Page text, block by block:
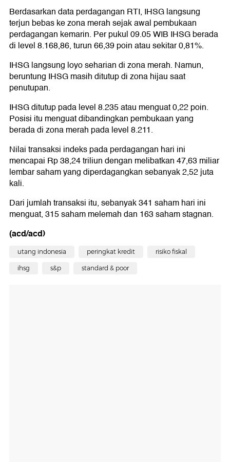
Berdasarkan data perdagangan RTI, IHSG langsung
terjun bebas ke zona merah sejak awal pembukaan
perdagangan kemarin. Per pukul 09.05 WIB IHSG berada
di level 8.168,86, turun 66,39 poin atau sekitar 0,81%.
IHSG langsung loyo seharian di zona merah. Namun,
beruntung IHSG masih ditutup di zona hijau saat
penutupan.
IHSG ditutup pada level 8.235 atau menguat 0,22 poin.
Posisi itu menguat dibandingkan pembukaan yang
berada di zona merah pada level 8.211.
Nilai transaksi indeks pada perdagangan hari ini
mencapai Rp 38,24 triliun dengan melibatkan 47,63 miliar
lembar saham yang diperdagangkan sebanyak 2,52 juta
kali.
Dari jumlah transaksi itu, sebanyak 341 saham hari ini
menguat, 315 saham melemah dan 163 saham stagnan.
(acd/acd)
utang indonesia peringkat kredit risiko fiskal
ihsg s&p standard & poor